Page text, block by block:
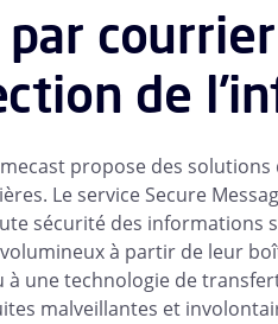
de
propose des
Le service Secure
sécurité des informations
à partir de leur
une technologie de
malveillantes et